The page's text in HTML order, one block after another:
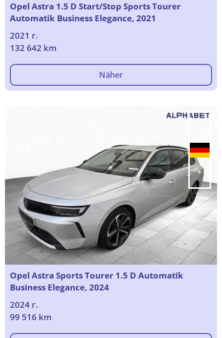
Opel Astra 1.5 D Start/Stop Sports Tourer
Automatik Business Elegance, 2021
2021 г.
132 642 km
Näher
Opel Astra Sports Tourer 1.5 D Automatik
Business Elegance, 2024
2024 г.
99 516 km